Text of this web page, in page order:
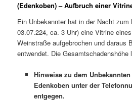
(Edenkoben) – Aufbruch einer
Ein Unbekannter hat in der Nacht
03.07.224, ca. 3 Uhr) eine Vitrine
Weinstraße aufgebrochen und daraus
entwendet. Die Gesamtschadenshöhe
Hinweise zu dem
Edenkoben unter der
entgegen.